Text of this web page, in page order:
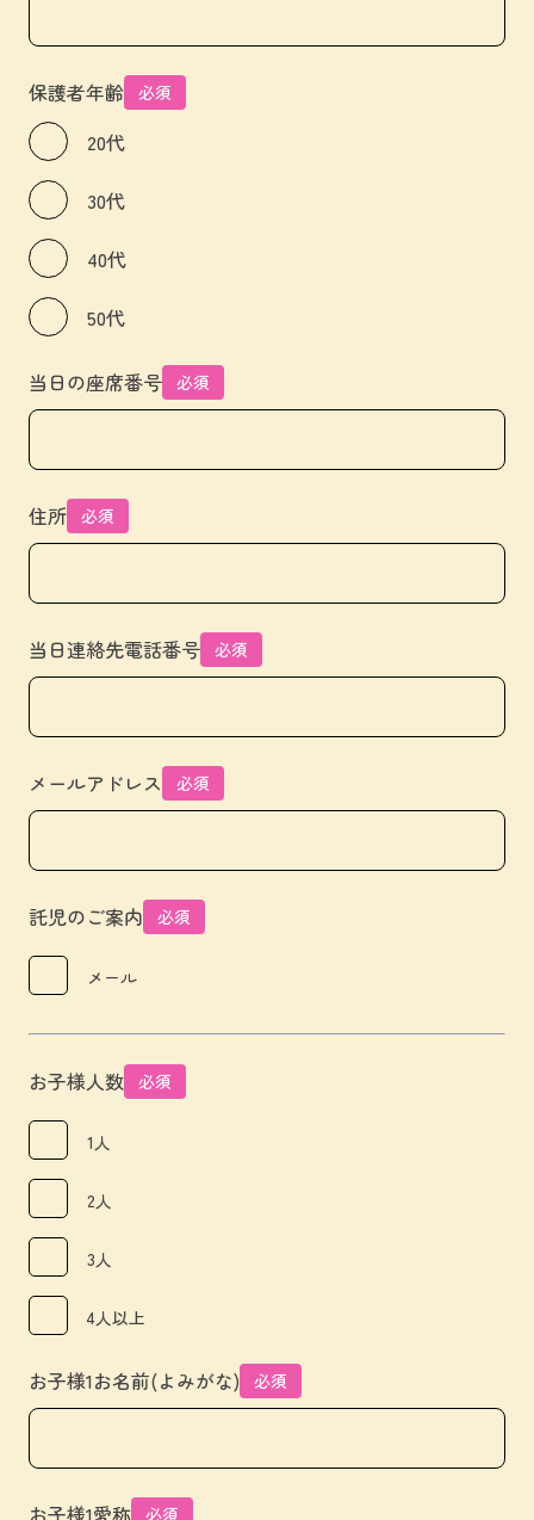
保護者年齢 必須
20代
30代
40代
50代
当日の座席番号 必須
住所 必須
当日連絡先電話番号 必須
メールアドレス 必須
託児のご案内 必須
メール
お子様人数 必須
1人
2人
3人
4人以上
お子様1お名前(よみがな) 必須
お子様1愛称 必須